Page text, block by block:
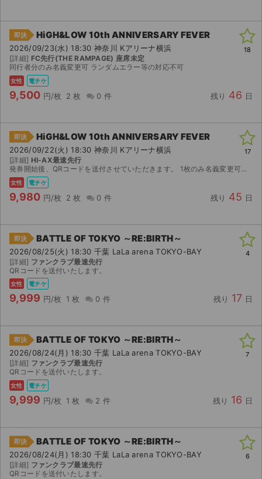
即決 HiGH&LOW 10th ANNIVERSARY FEVER
2026/09/23(水) 18:30 神奈川 Kアリーナ横浜
[詳細] FC先行(THE RAMPAGE) 座席未定
同行者分のみ名義変更可 ランダムエラー等の対応不可
女性 電チケ
9,500 円/枚 2 枚 0 件 残り 46 日
18
即決 HiGH&LOW 10th ANNIVERSARY FEVER
2026/09/22(火) 18:30 神奈川 Kアリーナ横浜
[詳細] HI-AX最速先行
発券開始後、QRコードを送付させていただきます。 1枚のみ名義変更可能です。 ランダムエラー、本人確認対応不可。
女性 電チケ
9,980 円/枚 2 枚 0 件 残り 45 日
17
即決 BATTLE OF TOKYO ～RE:BIRTH～
2026/08/25(火) 18:30 千葉 LaLa arena TOKYO-BAY
[詳細] ファンクラブ最速先行
QRコードを送付いたします。
女性 電チケ
9,999 円/枚 1 枚 0 件 残り 17 日
4
即決 BATTLE OF TOKYO ～RE:BIRTH～
2026/08/24(月) 18:30 千葉 LaLa arena TOKYO-BAY
[詳細] ファンクラブ最速先行
QRコードを送付いたします。
女性 電チケ
9,999 円/枚 1 枚 2 件 残り 16 日
7
即決 BATTLE OF TOKYO ～RE:BIRTH～
2026/08/24(月) 18:30 千葉 LaLa arena TOKYO-BAY
[詳細] ファンクラブ最速先行
QRコードを送付いたします。
6